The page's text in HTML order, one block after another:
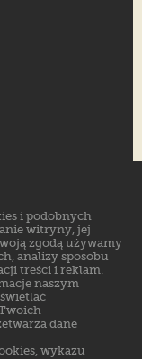
i podobnych
witryny, jej
zgodą używamy
analizy sposobu
treści i reklam.
naszym
dane
wykazu